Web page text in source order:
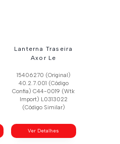
Lanterna Traseira
Axor Le
15406270 (Original)
40.2.7.001 (Código
Confia) C44-0019 (Wtk
Import) L0313022
(Código Similar)
Ver Detalhes